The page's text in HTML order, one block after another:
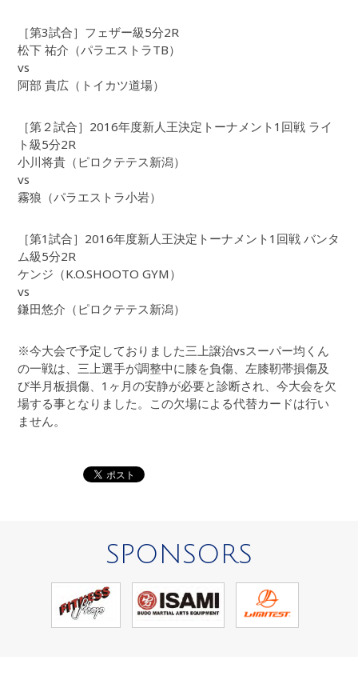
［第3試合］フェザー級5分2R
松下 祐介（パラエストラTB）
vs
阿部 貴広（トイカツ道場）
［第２試合］2016年度新人王決定トーナメント1回戦 ライ
ト級5分2R
小川将貴（ピロクテテス新潟）
vs
霧狼（パラエストラ小岩）
［第1試合］2016年度新人王決定トーナメント1回戦 バンタ
ム級5分2R
ケンジ（K.O.SHOOTO GYM）
vs
鎌田悠介（ピロクテテス新潟）
※今大会で予定しておりました三上譲治vsスーパー均くん
の一戦は、三上選手が調整中に膝を負傷、左膝靭帯損傷及
び半月板損傷、1ヶ月の安静が必要と診断され、今大会を欠
場する事となりました。この欠場による代替カードは行い
ません。
SPONSORS